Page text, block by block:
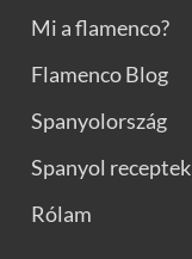
Mi a flamenco?
Flamenco Blog
Spanyolország
Spanyol receptek
Rólam